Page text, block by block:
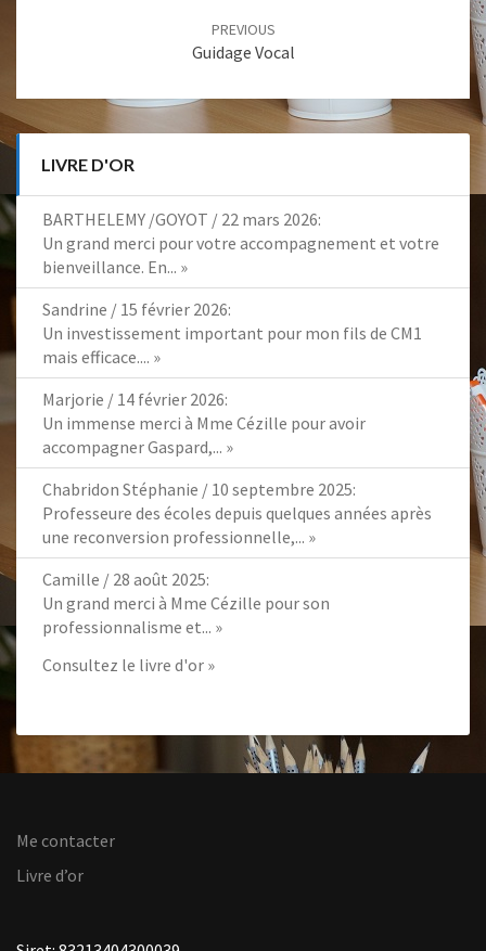
PREVIOUS
Guidage Vocal
LIVRE D'OR
BARTHELEMY /GOYOT / 22 mars 2026:
Un grand merci pour votre accompagnement et votre
bienveillance. En... »
Sandrine / 15 février 2026:
Un investissement important pour mon fils de CM1
mais efficace.... »
Marjorie / 14 février 2026:
Un immense merci à Mme Cézille pour avoir
accompagner Gaspard,... »
Chabridon Stéphanie / 10 septembre 2025:
Professeure des écoles depuis quelques années après
une reconversion professionnelle,... »
Camille / 28 août 2025:
Un grand merci à Mme Cézille pour son
professionnalisme et... »
Consultez le livre d'or »
Me contacter
Livre d’or